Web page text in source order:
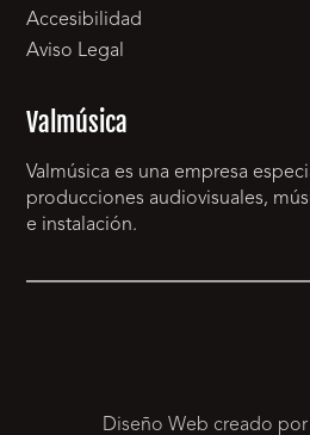
Accesibilidad
Aviso Legal
Valmúsica
Valmúsica es una empresa
producciones audiovisuales,
e instalación.
Diseño Web creado